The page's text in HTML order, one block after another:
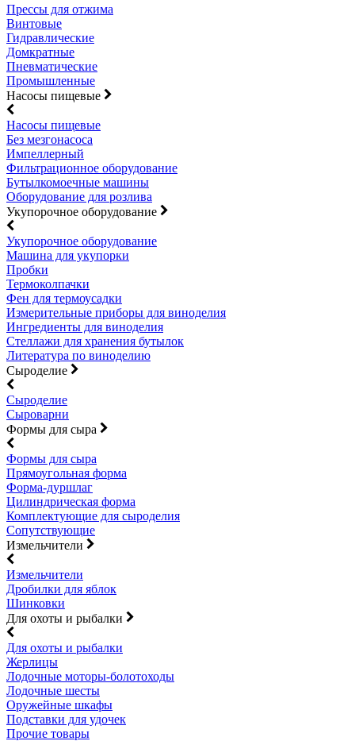
Прессы для отжима
Винтовые
Гидравлические
Домкратные
Пневматические
Промышленные
Насосы пищевые
Насосы пищевые
Без мезгонасоса
Импеллерный
Фильтрационное оборудование
Бутылкомоечные машины
Оборудование для розлива
Укупорочное оборудование
Укупорочное оборудование
Машина для укупорки
Пробки
Термоколпачки
Фен для термоусадки
Измерительные приборы для виноделия
Ингредиенты для виноделия
Стеллажи для хранения бутылок
Литература по виноделию
Сыроделие
Сыроделие
Сыроварни
Формы для сыра
Формы для сыра
Прямоугольная форма
Форма-дуршлаг
Цилиндрическая форма
Комплектующие для сыроделия
Сопутствующие
Измельчители
Измельчители
Дробилки для яблок
Шинковки
Для охоты и рыбалки
Для охоты и рыбалки
Жерлицы
Лодочные моторы-болотоходы
Лодочные шесты
Оружейные шкафы
Подставки для удочек
Прочие товары